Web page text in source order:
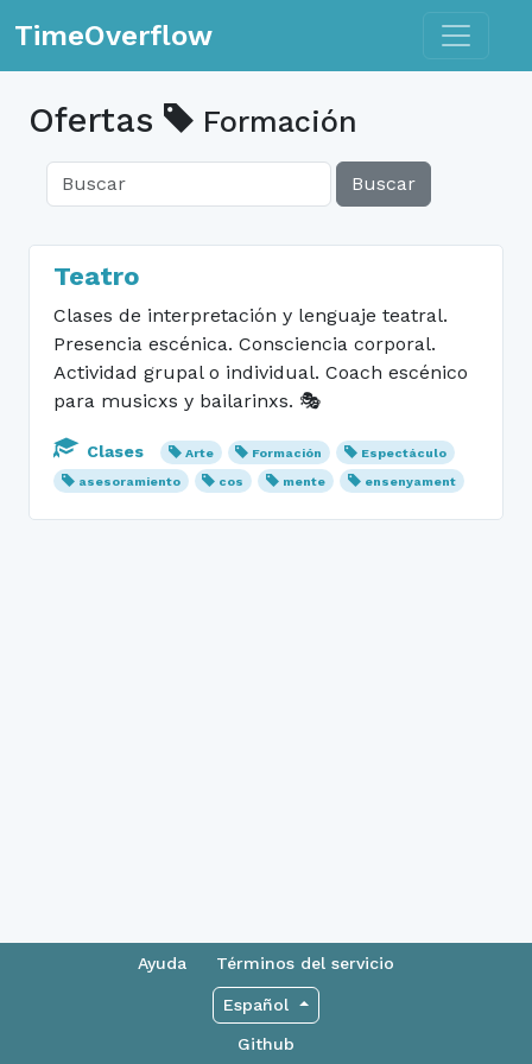
TimeOverflow Toggle
Ofertas Formación
Buscar
Teatro
Clases de interpretación y lenguaje teatral.
Presencia escénica. Consciencia corporal.
Actividad grupal o individual. Coach escénico
para musicxs y bailarinxs. 🎭
Clases Arte Formación
Espectáculo
asesoramiento
cos mente ensenyament
Ayuda Términos del servicio
Español
Github